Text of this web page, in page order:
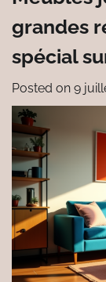
grandes
spécial
Posted on 9